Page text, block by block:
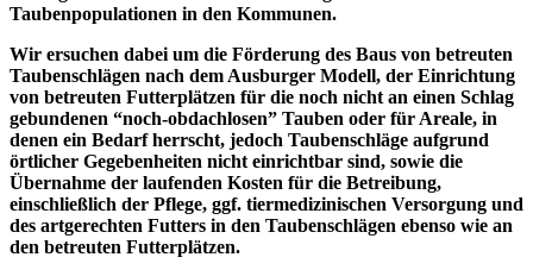
Taubenpopulationen in den Kommunen.
Wir ersuchen dabei um die Förderung des Baus von betreuten
Taubenschlägen nach dem Ausburger Modell, der Einrichtung
von betreuten Futterplätzen für die noch nicht an einen Schlag
gebundenen “noch-obdachlosen” Tauben oder für Areale, in
denen ein Bedarf herrscht, jedoch Taubenschläge aufgrund
örtlicher Gegebenheiten nicht einrichtbar sind, sowie die
Übernahme der laufenden Kosten für die Betreibung,
einschließlich der Pflege, ggf. tiermedizinischen Versorgung und
des artgerechten Futters in den Taubenschlägen ebenso wie an
den betreuten Futterplätzen.